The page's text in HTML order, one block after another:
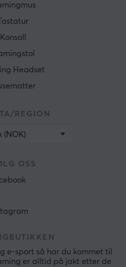
Tastatur
Konsoll
Headset
REGION
(NOK)
OSS
e-sport så har du kommet til
er alltid på jakt etter de